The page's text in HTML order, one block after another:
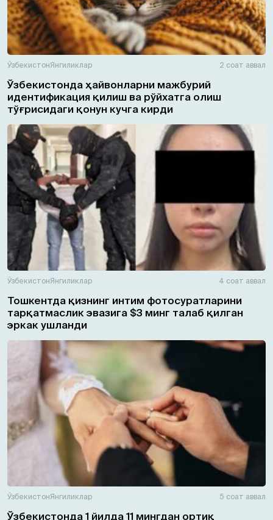
ЎзбекистонЯнгиликлар 2 соат аввал
Ўзбекистонда ҳайвонларни мажбурий
идентификация қилиш ва рўйхатга олиш
тўғрисидаги қонун кучга кирди
ЎзбекистонЯнгиликлар 4 соат аввал
Тошкентда қизнинг интим фотосуратларини
тарқатмаслик эвазига $3 минг талаб қилган
эркак ушланди
ЎзбекистонЯнгиликлар 5 соат аввал
Ўзбекистонда 1 йилда 11 мингдан ортиқ